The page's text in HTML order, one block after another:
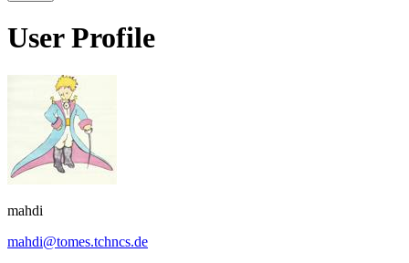
User Profile
mahdi
mahdi@tomes.tchncs.de